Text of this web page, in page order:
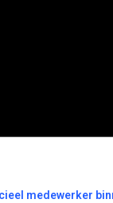
medewerker